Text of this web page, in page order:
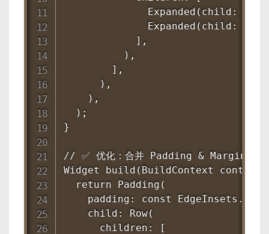
Expanded(child:
Expanded(child:
            ],
          ),
        ],
      ),
    ),
  );
}
// ✅ 优化：合并 Padding & Margin，
Widget build(BuildContext
  return Padding(
padding: const
    child: Row(
      children: [